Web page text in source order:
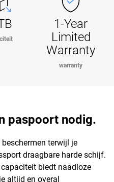
1-Year
Limited
Warranty
warranty
paspoort nodig.
terwijl je
draagbare harde schijf.
biedt naadloze
altijd en overal